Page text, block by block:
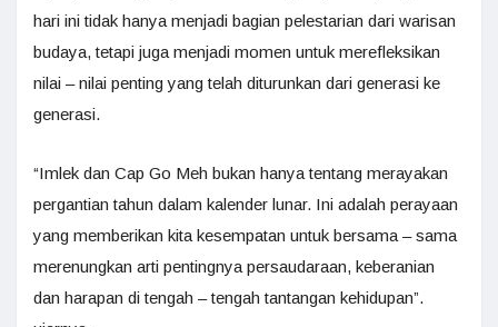
hari ini tidak hanya menjadi bagian pelestarian dari warisan
budaya, tetapi juga menjadi momen untuk merefleksikan
nilai – nilai penting yang telah diturunkan dari generasi ke
generasi.
“Imlek dan Cap Go Meh bukan hanya tentang merayakan
pergantian tahun dalam kalender lunar. Ini adalah perayaan
yang memberikan kita kesempatan untuk bersama – sama
merenungkan arti pentingnya persaudaraan, keberanian
dan harapan di tengah – tengah tantangan kehidupan”.